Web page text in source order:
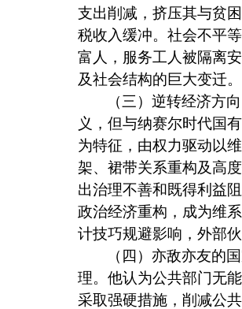
支出削减，挤压其与贫
税收入缓冲。社会不平
富人，服务工人被隔离
及社会结构的巨大变迁。
（三）逆转经济方
义，但与纳赛尔时代国
为特征，由权力驱动以
架、裙带关系重构及高
出治理不善和既得利益
政治经济重构，成为维
计技巧规避影响，外部
（四）亦敌亦友的
理。他认为公共部门无
采取强硬措施，削减公